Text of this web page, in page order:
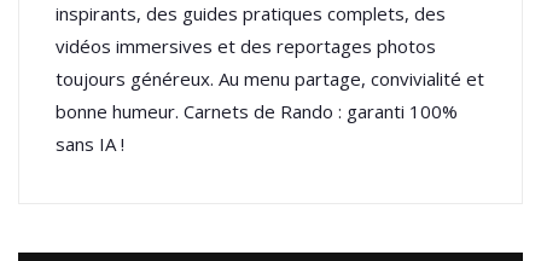
inspirants, des guides pratiques complets, des
vidéos immersives et des reportages photos
toujours généreux. Au menu partage, convivialité et
bonne humeur. Carnets de Rando : garanti 100%
sans IA !